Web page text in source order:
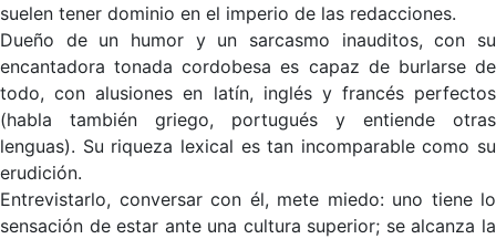
suelen tener dominio en el imperio de las redacciones.
Dueño de un humor y un sarcasmo inauditos, con su
encantadora tonada cordobesa es capaz de burlarse de
todo, con alusiones en latín, inglés y francés perfectos
(habla también griego, portugués y entiende otras
lenguas). Su riqueza lexical es tan incomparable como su
erudición.
Entrevistarlo, conversar con él, mete miedo: uno tiene lo
sensación de estar ante una cultura superior; se alcanza la